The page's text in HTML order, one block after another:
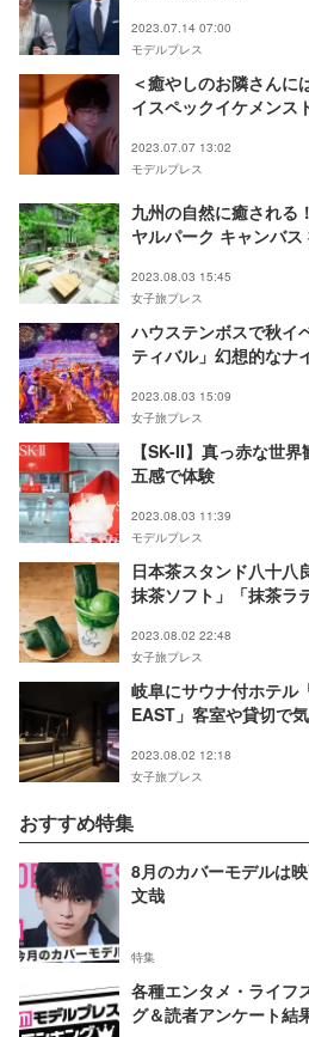
2023.07.14 07:00
モデルプレス
＜癒やしのお隣さんに
イスペックイケメンス
2023.07.07 13:02
モデルプレス
九州の自然に癒される
ヤルパーク キャンバ
2023.08.03 15:45
女子旅プレス
ハウステンボスで秋イ
ティバル」幻想的なナ
2023.08.03 15:09
女子旅プレス
【SK-II】真っ赤な世
五感で体験
2023.08.03 11:39
モデルプレス
日本茶スタンド八十八
抹茶ソフト」「抹茶ラ
2023.08.02 22:48
女子旅プレス
岐阜にサウナ付ホテル
EAST」客室や貸切で
2023.08.02 12:18
女子旅プレス
おすすめ特集
8月のカバーモデルは
文哉
特集
各種エンタメ・ライフ
グ＆読者アンケート結